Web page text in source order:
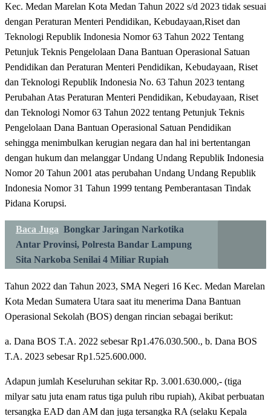
Kec. Medan Marelan Kota Medan Tahun 2022 s/d 2023 tidak sesuai
dengan Peraturan Menteri Pendidikan, Kebudayaan,Riset dan
Teknologi Republik Indonesia Nomor 63 Tahun 2022 Tentang
Petunjuk Teknis Pengelolaan Dana Bantuan Operasional Satuan
Pendidikan dan Peraturan Menteri Pendidikan, Kebudayaan, Riset
dan Teknologi Republik Indonesia No. 63 Tahun 2023 tentang
Perubahan Atas Peraturan Menteri Pendidikan, Kebudayaan, Riset
dan Teknologi Nomor 63 Tahun 2022 tentang Petunjuk Teknis
Pengelolaan Dana Bantuan Operasional Satuan Pendidikan
sehingga menimbulkan kerugian negara dan hal ini bertentangan
dengan hukum dan melanggar Undang Undang Republik Indonesia
Nomor 20 Tahun 2001 atas perubahan Undang Undang Republik
Indonesia Nomor 31 Tahun 1999 tentang Pemberantasan Tindak
Pidana Korupsi.
Baca Juga Bongkar Jaringan Narkotika
Antar Provinsi, Polresta Bandar Lampung
Sita Narkoba Senilai 4 Miliar Rupiah
Tahun 2022 dan Tahun 2023, SMA Negeri 16 Kec. Medan Marelan
Kota Medan Sumatera Utara saat itu menerima Dana Bantuan
Operasional Sekolah (BOS) dengan rincian sebagai berikut:
a. Dana BOS T.A. 2022 sebesar Rp1.476.030.500., b. Dana BOS
T.A. 2023 sebesar Rp1.525.600.000.
Adapun jumlah Keseluruhan sekitar Rp. 3.001.630.000,- (tiga
milyar satu juta enam ratus tiga puluh ribu rupiah), Akibat perbuatan
tersangka EAD dan AM dan juga tersangka RA (selaku Kepala